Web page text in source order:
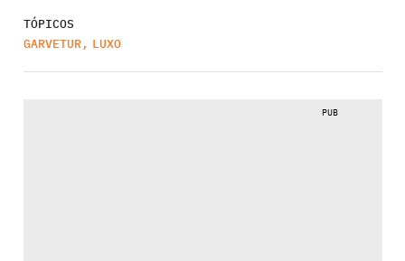
TÓPICOS
GARVETUR, LUXO
PUB